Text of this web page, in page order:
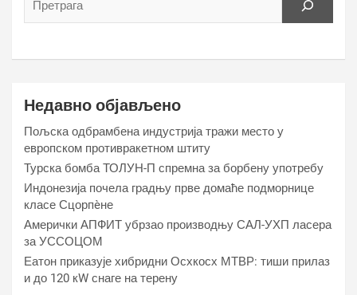
Недавно објављено
Пољска одбрамбена индустрија тражи место у
европском противракетном штиту
Турска бомба ТОЛУН-П спремна за борбену употребу
Индонезија почела градњу прве домаће подморнице
класе Сцорпèне
Амерички АПФИТ убрзао производњу САЛ-УХП ласера
за УССОЦОМ
Еатон приказује хибридни Осхкосх МТВР: тиши прилаз
и до 120 кW снаге на терену